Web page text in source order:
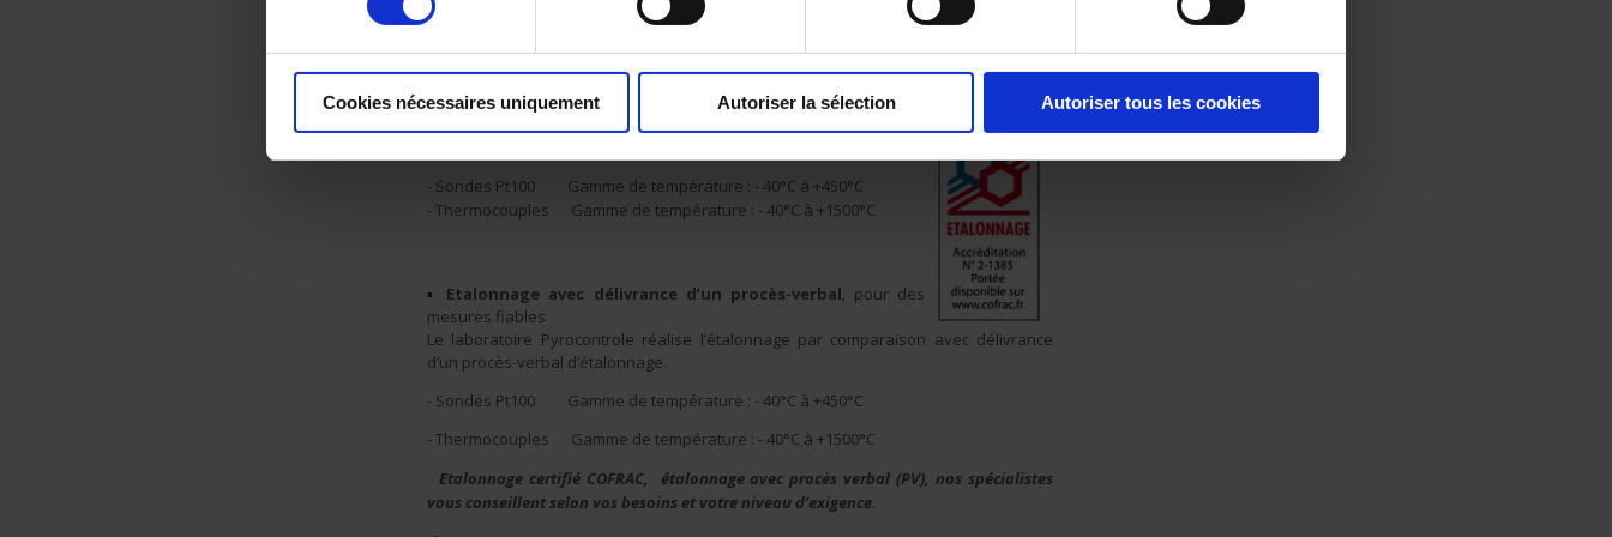
Cookies nécessaires uniquement Autoriser la sélection Autoriser tous les cookies
d’appareils de mesure raccordés aux étalons nationaux et internationaux, réalisent
▪Etalonnage accrédité COFRAC
, pour une assurance qualité
Les laboratoires Pyrocontrole (COFRAC n°2-1385) réalisent les
- Sondes Pt100 Gamme de température : - 40°C à +450°C
- Thermocouples Gamme de température : - 40°C à +1500°C
▪ Etalonnage avec délivrance d’un procès-verbal, pour des
mesures fiables
Le laboratoire Pyrocontrole réalise l’étalonnage par comparaison avec délivrance
d’un procès-verbal d’étalonnage.
- Sondes Pt100 Gamme de température : - 40°C à +450°C
- Thermocouples Gamme de température : - 40°C à +1500°C
Etalonnage certifié COFRAC, étalonnage avec procès verbal (PV), nos spécialistes
vous conseillent selon vos besoins et votre niveau d’exigence.